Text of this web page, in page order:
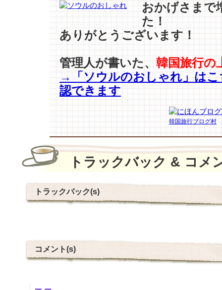
おかげさまで
た！
ありがとうございます！
管理人が書いた、 韓国旅行の
→「ソウルのおしゃれ」はこ
認できます
韓国旅行ブログ村
トラックバック & コメ
トラックバック(s)
コメント(s)